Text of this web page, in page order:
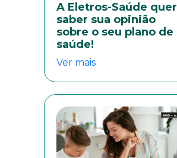
A Eletros-Saúde quer
saber sua opinião
sobre o seu plano de
saúde!
Ver mais